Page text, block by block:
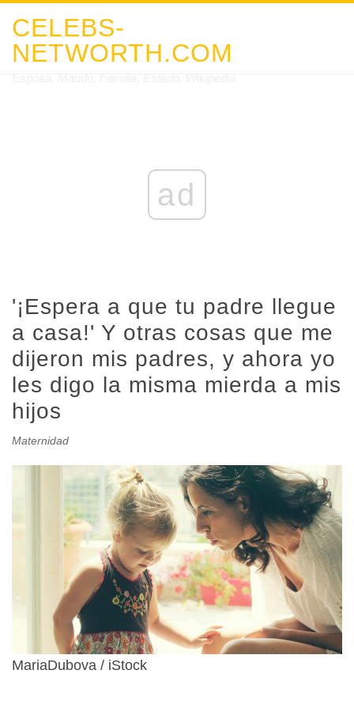
CELEBS-
NETWORTH.COM
ad
'¡Espera a que tu padre llegue
a casa!' Y otras cosas que me
dijeron mis padres, y ahora yo
les digo la misma mierda a mis
hijos
Maternidad
MariaDubova / iStock